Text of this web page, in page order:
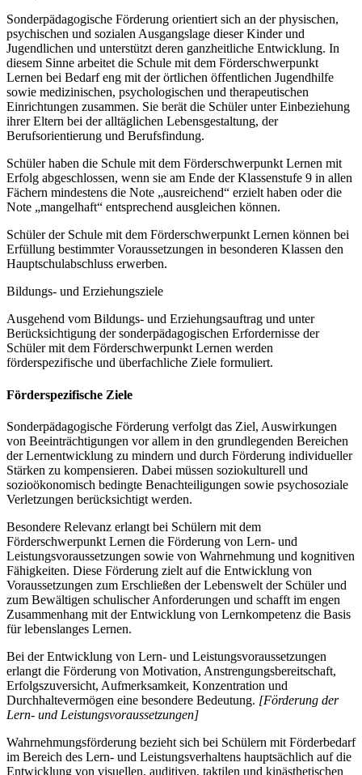
Sonderpädagogische Förderung orientiert sich an der physischen,
psychischen und sozialen Ausgangslage dieser Kinder und
Jugendlichen und unterstützt deren ganzheitliche Entwicklung. In
diesem Sinne arbeitet die Schule mit dem Förderschwerpunkt
Lernen bei Bedarf eng mit der örtlichen öffentlichen Jugendhilfe
sowie medizinischen, psychologischen und therapeutischen
Einrichtungen zusammen. Sie berät die Schüler unter Einbeziehung
ihrer Eltern bei der alltäglichen Lebensgestaltung, der
Berufsorientierung und Berufsfindung.
Schüler haben die Schule mit dem Förderschwerpunkt Lernen mit
Erfolg abgeschlossen, wenn sie am Ende der Klassenstufe 9 in allen
Fächern mindestens die Note „ausreichend“ erzielt haben oder die
Note „mangelhaft“ entsprechend ausgleichen können.
Schüler der Schule mit dem Förderschwerpunkt Lernen können bei
Erfüllung bestimmter Voraussetzungen in besonderen Klassen den
Hauptschulabschluss erwerben.
Bildungs- und Erziehungsziele
Ausgehend vom Bildungs- und Erziehungsauftrag und unter
Berücksichtigung der sonderpädagogischen Erfordernisse der
Schüler mit dem Förderschwerpunkt Lernen werden
förderspezifische und überfachliche Ziele formuliert.
Förderspezifische Ziele
Sonderpädagogische Förderung verfolgt das Ziel, Auswirkungen
von Beeinträchtigungen vor allem in den grundlegenden Bereichen
der Lernentwicklung zu mindern und durch Förderung individueller
Stärken zu kompensieren. Dabei müssen soziokulturell und
sozioökonomisch bedingte Benachteiligungen sowie psychosoziale
Verletzungen berücksichtigt werden.
Besondere Relevanz erlangt bei Schülern mit dem
Förderschwerpunkt Lernen die Förderung von Lern- und
Leistungsvoraussetzungen sowie von Wahrnehmung und kognitiven
Fähigkeiten. Diese Förderung zielt auf die Entwicklung von
Voraussetzungen zum Erschließen der Lebenswelt der Schüler und
zum Bewältigen schulischer Anforderungen und schafft im engen
Zusammenhang mit der Entwicklung von Lernkompetenz die Basis
für lebenslanges Lernen.
Bei der Entwicklung von Lern- und Leistungsvoraussetzungen
erlangt die Förderung von Motivation, Anstrengungsbereitschaft,
Erfolgszuversicht, Aufmerksamkeit, Konzentration und
Durchhaltevermögen eine besondere Bedeutung. [Förderung der
Lern- und Leistungsvoraussetzungen]
Wahrnehmungsförderung bezieht sich bei Schülern mit Förderbedarf
im Bereich des Lern- und Leistungsverhaltens hauptsächlich auf die
Entwicklung von visuellen, auditiven, taktilen und kinästhetischen